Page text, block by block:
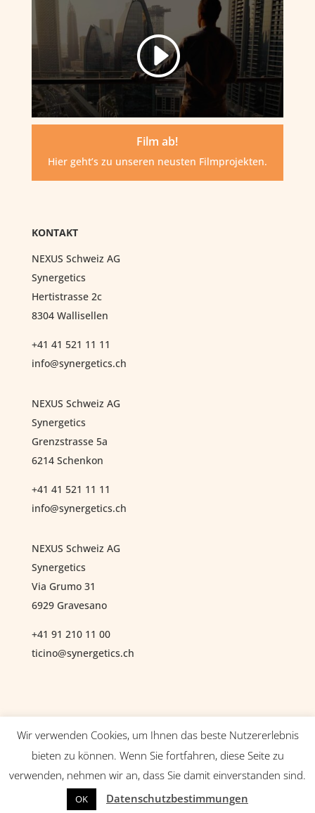
Film ab!
Hier geht’s zu unseren neusten Filmprojekten.
KONTAKT
NEXUS Schweiz AG
Synergetics
Hertistrasse 2c
8304 Wallisellen
+41 41 521 11 11
info@synergetics.ch
NEXUS Schweiz AG
Synergetics
Grenzstrasse 5a
6214 Schenkon
+41 41 521 11 11
info@synergetics.ch
NEXUS Schweiz AG
Synergetics
Via Grumo 31
6929 Gravesano
+41 91 210 11 00
ticino@synergetics.ch
© Copyright 2019 created bywww.synergetics.ch
Wir verwenden Cookies, um Ihnen das beste Nutzererlebnis
bieten zu können. Wenn Sie fortfahren, diese Seite zu
verwenden, nehmen wir an, dass Sie damit einverstanden sind.
OK Datenschutzbestimmungen